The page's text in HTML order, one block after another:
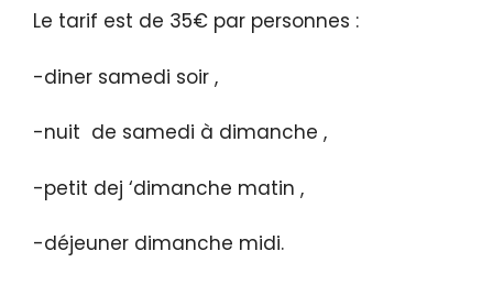
Le tarif est de 35€ par personnes :
-diner samedi soir ,
-nuit de samedi à dimanche ,
-petit dej ‘dimanche matin ,
-déjeuner dimanche midi.